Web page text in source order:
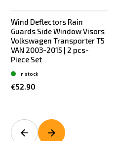
Wind Deflectors Rain
Guards Side Window Visors
Volkswagen Transporter T5
VAN 2003-2015 | 2 pcs-
Piece Set
€52.90
In stock